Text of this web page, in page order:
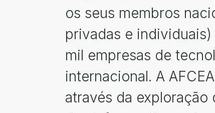
os seus membros
privadas e
mil empresas de
internacional. A
através da exploração